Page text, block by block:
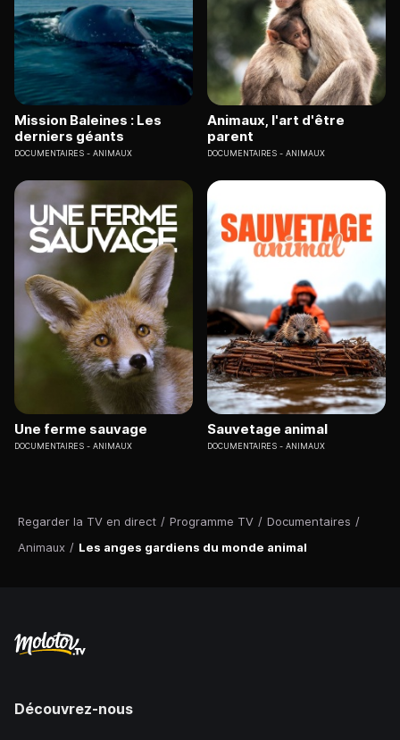
Regarder la TV en direct / Programme TV / Documentaires /
Animaux / Les anges gardiens du monde animal
Mission Baleines : Les
derniers géants
DOCUMENTAIRES ANIMAUX
Animaux, l'art d'être
parent
DOCUMENTAIRES ANIMAUX
Une ferme sauvage
DOCUMENTAIRES ANIMAUX
Sauvetage animal
DOCUMENTAIRES ANIMAUX
Découvrez-nous